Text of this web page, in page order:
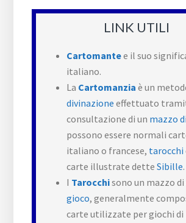
LINK UTILI
Cartomantee il suo
italiano.
La Cartomanzia è un
divinazione effettuato
consultazione di un mazzo
possono essere normali
italiano o francese, tarocchi
carte illustrate detteSibille.
I Tarocchisono un mazzo di
gioco, generalmente
carte utilizzate per giochi di